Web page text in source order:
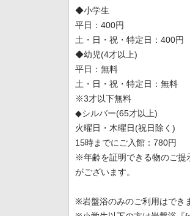
◆小学生
平日：400円
土・日・祝・特定日：400円
◆幼児(4才以上)
平日：無料
土・日・祝・特定日：無料
※3才以下無料
◆シルバー(65才以上)
火曜日・木曜日(祝日除く)
15時までにご入館：780円
※年齢を証明できる物のご提
がございます。
※岩盤浴のみのご利用はでき